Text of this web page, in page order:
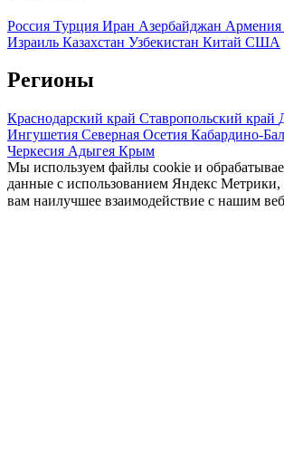
Россия Турция Иран Азербайджан Армения
Израиль Казахстан Узбекистан Китай США
Регионы
Краснодарский край Ставропольский край
Ингушетия Северная Осетия Кабардино-
Черкесия Адыгея Крым
Мы используем файлы cookie и
данные с использованием Яндекс Метрики,
вам наилучшее взаимодействие с нашим